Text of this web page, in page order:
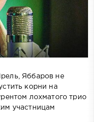
Яббаров не
корни на
лохматого трио
участницам